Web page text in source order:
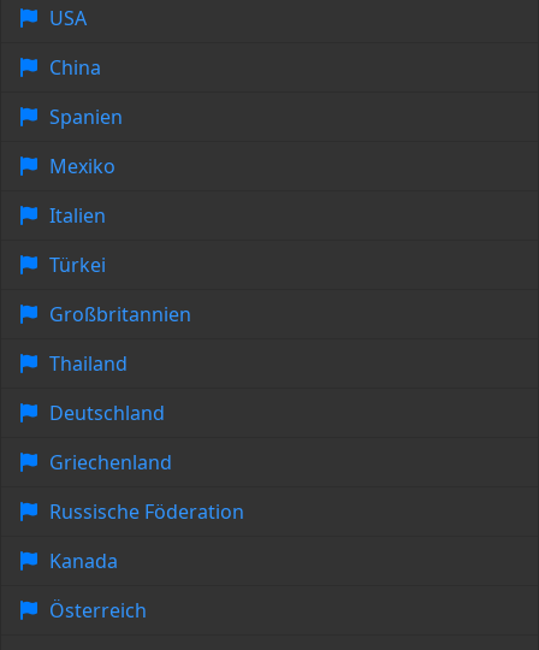
USA
China
Spanien
Mexiko
Italien
Türkei
Großbritannien
Thailand
Deutschland
Griechenland
Russische Föderation
Kanada
Österreich